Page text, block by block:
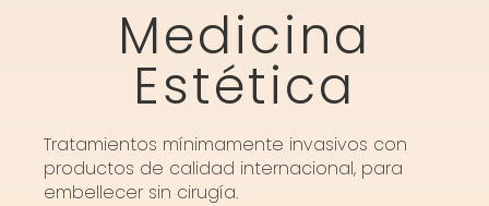
Medicina
Estética
Tratamientos mínimamente invasivos con
productos de calidad internacional, para
embellecer sin cirugía.